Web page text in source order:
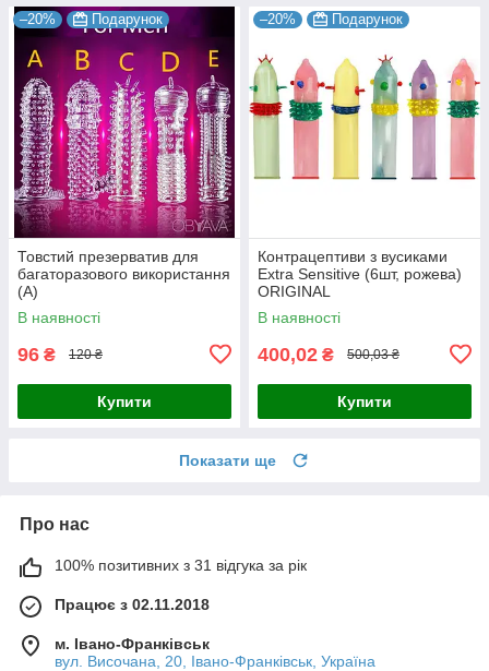
–20% Подарунок
Товстий презерватив для
багаторазового використання
(А)
В наявності
96 ₴ 120 ₴
Купити
–20% Подарунок
Контрацептиви з вусиками
Extra Sensitive (6шт, рожева)
ORIGINAL
В наявності
400,02 ₴ 500,03 ₴
Купити
Показати ще
Про нас
100% позитивних з 31 відгука за рік
Працює з 02.11.2018
м. Івано-Франківськ
вул. Височана, 20, Івано-Франківськ, Україна